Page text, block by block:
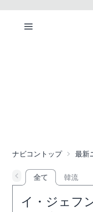
ナビコントップ 最新
全て 韓流
イ・ジェフ